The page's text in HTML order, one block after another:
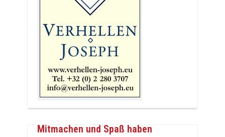
Mitmachen und Spaß haben